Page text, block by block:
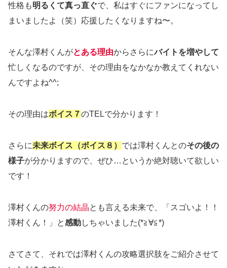
性格も明るくて真っ直ぐで、私はすぐにファンになってし
まいましたよ（笑）応援したくなりますね〜。
そんな澤村くんがとある理由からさらにバイトを増やして
忙しくなるのですが、その理由をなかなか教えてくれない
んですよね^^;
その理由はボイス７のTELで分かります！
さらに未来ボイス（ボイス８） では澤村くんとのその後の
様子が分かりますので、ぜひ…というか絶対聴いて欲しい
です！
澤村くんの努力の結晶とも言える未来で、「スゴいよ！！
澤村くん！」と感動しちゃいました(*≧∀≦*)
さてさて、それでは澤村くんの攻略選択肢をご紹介させて